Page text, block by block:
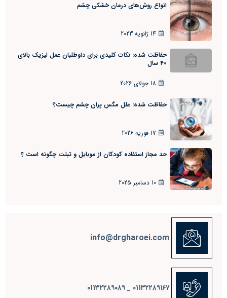
انواع روش‌های درمان خشکی چشم
14 ژانویه 2023
حفاظت شده: نکات کلیدی برای داوطلبان عمل لیزیک بالای
۴۰ سال
18 جولای 2026
حفاظت شده: علل مگس پران چشم چیست؟
17 فوریه 2026
حد مجاز استفاده کودکان از موبایل و تبلت چگونه است ؟
10 دسامبر 2025
info@drgharoei.com
011٣٢٢٨٩١٦٧ _ 011٣٢٢٨٩٠٨٩